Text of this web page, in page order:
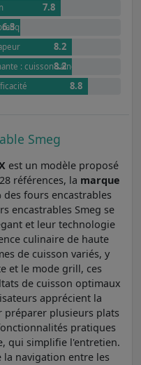
7.8
6.3
8.2
: cuisson saine et douce
8.2
8.8
Smeg
est un modèle proposé
références, la marque
fours encastrables
encastrables Smeg se
et leur technologie
culinaire de haute
de cuisson variés, y
et le mode grill, ces
de cuisson optimaux
apprécient la
préparer plusieurs plats
pratiques
qui simplifie l'entretien.
navigation entre les